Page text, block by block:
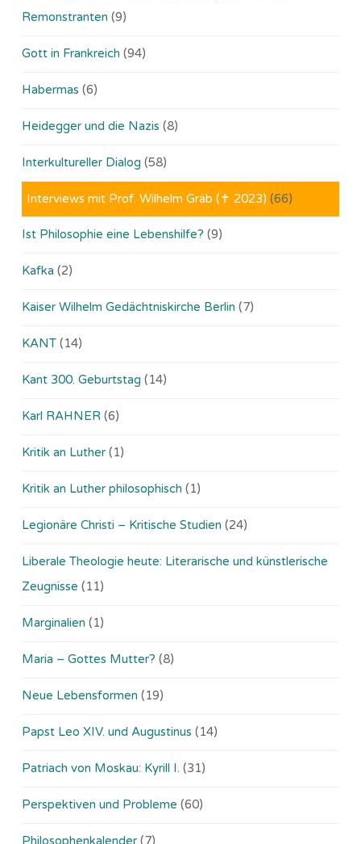
Remonstranten (9)
Gott in Frankreich (94)
Habermas (6)
Heidegger und die Nazis (8)
Interkultureller Dialog (58)
Interviews mit Prof. Wilhelm Gräb (✝ 2023) (66)
Ist Philosophie eine Lebenshilfe? (9)
Kafka (2)
Kaiser Wilhelm Gedächtniskirche Berlin (7)
KANT (14)
Kant 300. Geburtstag (14)
Karl RAHNER (6)
Kritik an Luther (1)
Kritik an Luther philosophisch (1)
Legionäre Christi – Kritische Studien (24)
Liberale Theologie heute: Literarische und künstlerische
Zeugnisse (11)
Marginalien (1)
Maria – Gottes Mutter? (8)
Neue Lebensformen (19)
Papst Leo XIV. und Augustinus (14)
Patriach von Moskau: Kyrill I. (31)
Perspektiven und Probleme (60)
Philosophenkalender (7)